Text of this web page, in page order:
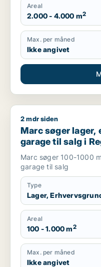
Areal
2.000 - 4.000 m2
Max. per måned
Ikke angivet
Marc søger lager,
2 mdr siden
Marc søger lager,
garage til salg i
Nordsjælland
Marc søger 100-1000
garage til salg
Type
Lager,
Areal
100 - 1.000 m2
Max. per måned
Ikke angivet